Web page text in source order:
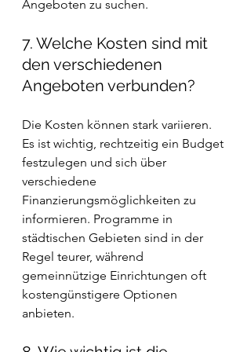
Angeboten zu suchen.
7. Welche Kosten sind mit
den verschiedenen
Angeboten verbunden?
Die Kosten können stark variieren.
Es ist wichtig, rechtzeitig ein Budget
festzulegen und sich über
verschiedene
Finanzierungsmöglichkeiten zu
informieren. Programme in
städtischen Gebieten sind in der
Regel teurer, während
gemeinnützige Einrichtungen oft
kostengünstigere Optionen
anbieten.